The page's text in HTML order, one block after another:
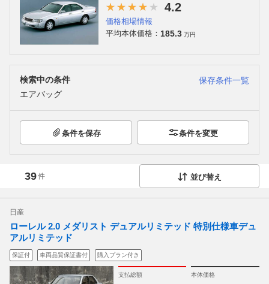
4.2
価格相場情報
平均本体価格： 185.3 万円
検索中の条件
保存条件一覧
エアバッグ
条件を保存 条件を変更
39件 並び替え
日産
ローレル 2.0 メダリスト デュアルリミテッド 特別仕様車デュ
アルリミテッド
保証付 車両品質保証書付 購入プラン付き
支払総額 本体価格